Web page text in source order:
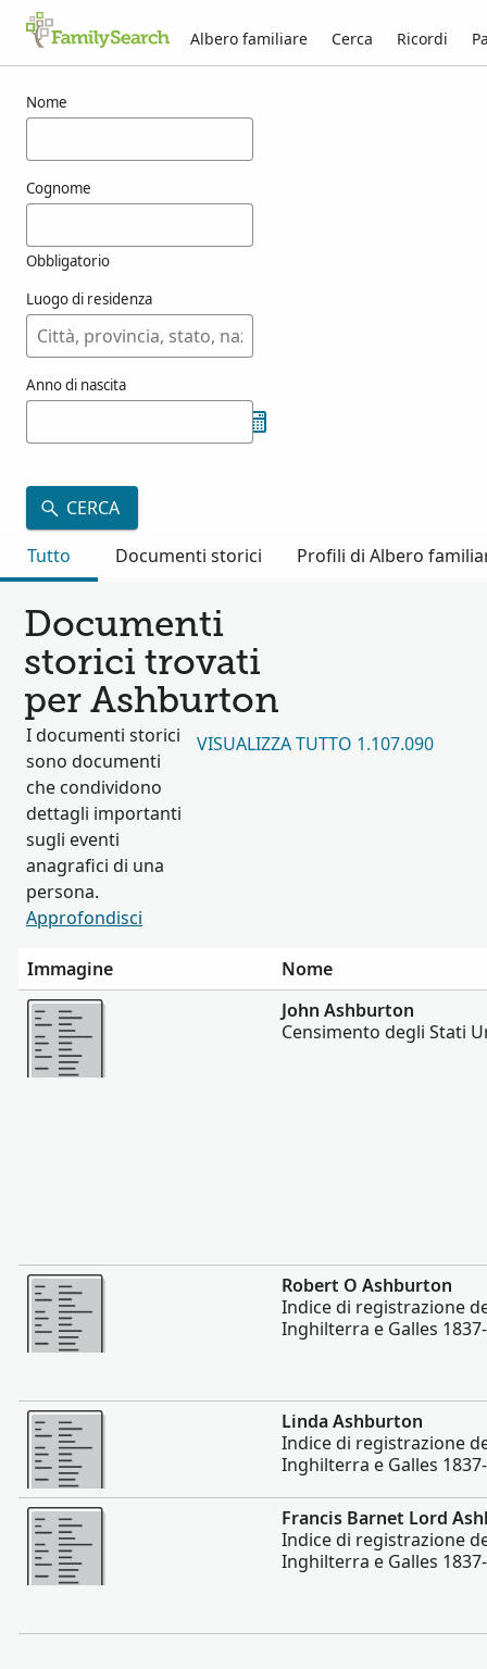
Albero familiare Cerca Ricordi
Nome
Cognome
Obbligatorio
Luogo di residenza
Anno di nascita
CERCA
Tutto
Documenti storici Profili di Albero
Documenti
storici trovati
per Ashburton
I documenti storici
sono documenti
che condividono
dettagli importanti
sugli eventi
anagrafici di una
persona.
Approfondisci
VISUALIZZA TUTTO 1.107.090
Immagine
Nome
Altro
John Ashburton
Censimento degli Stati
Altro
Robert O Ashburton
Indice di registrazione
Inghilterra e Galles
Altro
Linda Ashburton
Indice di registrazione
Inghilterra e Galles
Altro
Francis Barnet Lord
Indice di registrazione
Inghilterra e Galles